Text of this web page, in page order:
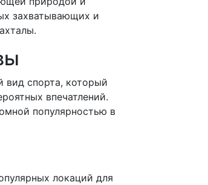
захватывающих и
вид спорта, который
впечатлений.
популярностью в
локаций для